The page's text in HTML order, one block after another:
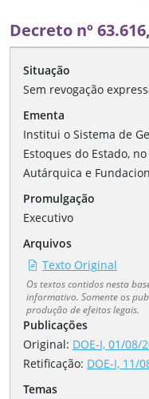
Decreto nº
Situação
Sem revogação
Ementa
Institui o Sistema de
Estoques do Estado,
Autárquica e
Promulgação
Executivo
Arquivos
Texto Original
Os textos contidos nesta
informativo. Somente os
produção de efeitos legais.
Publicações
Original: DOE-I, 01/08/
Retificação: DOE-I, 11/
Temas